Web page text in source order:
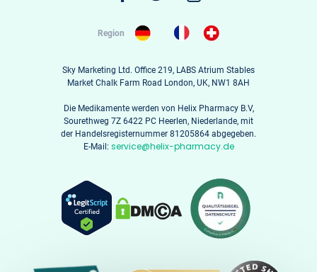
Region
Sky Marketing Ltd. Office 219, LABS Atrium Stables
Market Chalk Farm Road London, UK, NW1 8AH
Die Medikamente werden von Helix Pharmacy B.V,
Sourethweg 7Z 6422 PC Heerlen, Niederlande, mit
der Handelsregisternummer 81205864 abgegeben.
E-Mail: service@helix-pharmacy.de